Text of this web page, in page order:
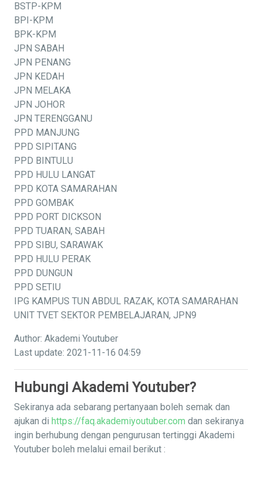
BSTP-KPM
BPI-KPM
BPK-KPM
JPN SABAH
JPN PENANG
JPN KEDAH
JPN MELAKA
JPN JOHOR
JPN TERENGGANU
PPD MANJUNG
PPD SIPITANG
PPD BINTULU
PPD HULU LANGAT
PPD KOTA SAMARAHAN
PPD GOMBAK
PPD PORT DICKSON
PPD TUARAN, SABAH
PPD SIBU, SARAWAK
PPD HULU PERAK
PPD DUNGUN
PPD SETIU
IPG KAMPUS TUN ABDUL RAZAK, KOTA SAMARAHAN
UNIT TVET SEKTOR PEMBELAJARAN, JPN9
Author: Akademi Youtuber
Last update: 2021-11-16 04:59
Hubungi Akademi Youtuber?
Sekiranya ada sebarang pertanyaan boleh semak dan
ajukan di https://faq.akademiyoutuber.com dan sekiranya
ingin berhubung dengan pengurusan tertinggi Akademi
Youtuber boleh melalui email berikut :